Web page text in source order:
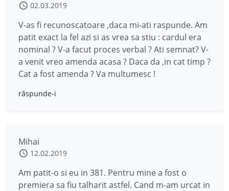
02.03.2019
V-as fi recunoscatoare ,daca mi-ati raspunde. Am
patit exact la fel azi si as vrea sa stiu : cardul era
nominal ? V-a facut proces verbal ? Ati semnat? V-
a venit vreo amenda acasa ? Daca da ,in cat timp ?
Cat a fost amenda ? Va multumesc !
răspunde-i
Mihai
12.02.2019
Am patit-o si eu in 381. Pentru mine a fost o
premiera sa fiu talharit astfel. Cand m-am urcat in